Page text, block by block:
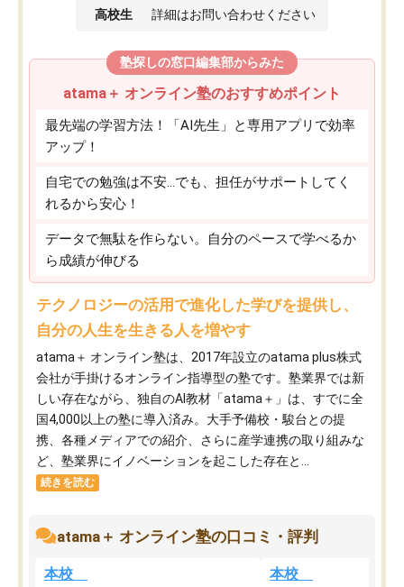
高校生 詳細はお問い合わせください
塾探しの窓口編集部からみた
atama＋ オンライン塾のおすすめポイント
最先端の学習方法！「AI先生」と専用アプリで効率
アップ！
自宅での勉強は不安…でも、担任がサポートしてく
れるから安心！
データで無駄を作らない。自分のペースで学べるか
ら成績が伸びる
テクノロジーの活用で進化した学びを提供し、
自分の人生を生きる人を増やす
atama＋ オンライン塾は、2017年設立のatama plus株式
会社が手掛けるオンライン指導型の塾です。塾業界では新
しい存在ながら、独自のAI教材「atama＋」は、すでに全
国4,000以上の塾に導入済み。大手予備校・駿台との提
携、各種メディアでの紹介、さらに産学連携の取り組みな
ど、塾業界にイノベーションを起こした存在と...
続きを読む
atama＋ オンライン塾の口コミ・評判
本校 本校